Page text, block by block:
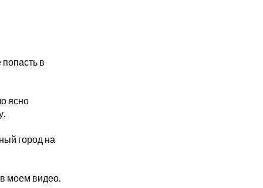
в
ясно
город на
моем видео.